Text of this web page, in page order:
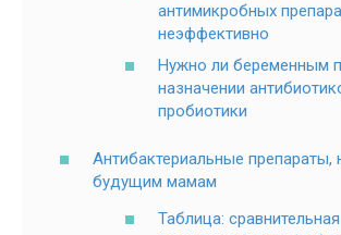
антимикробных
неэффективно
Нужно ли беременным
назначении
пробиотики
Антибактериальные препараты,
будущим мамам
Таблица: сравнительная